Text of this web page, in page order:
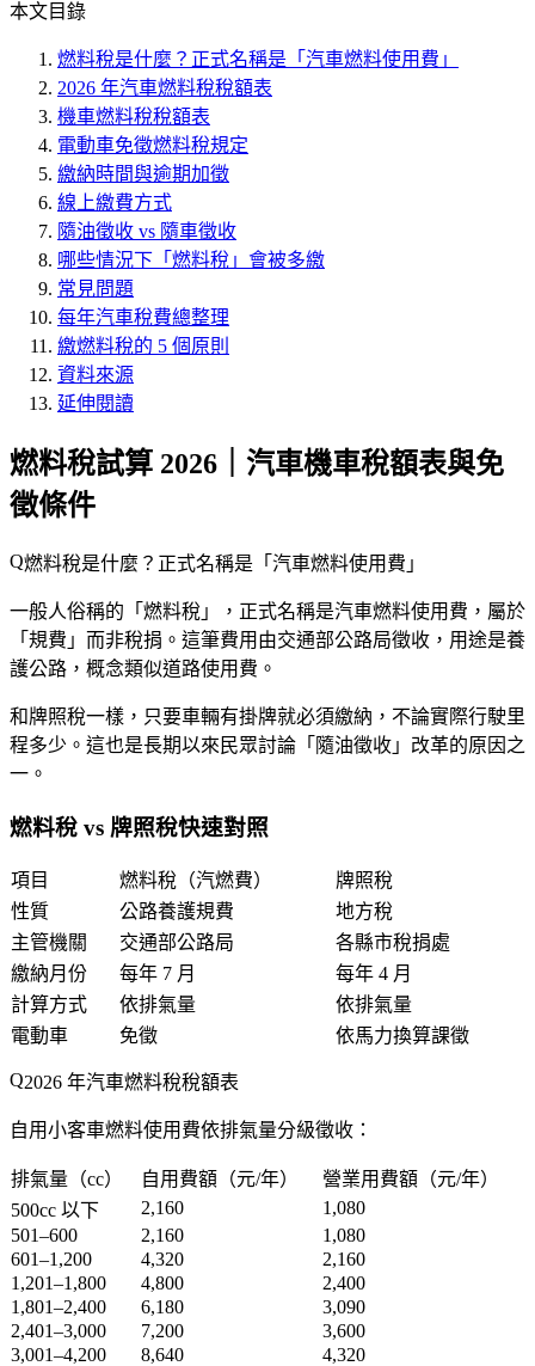
本文目錄
燃料稅是什麼？正式名稱是「汽車燃料使用費」
2026 年汽車燃料稅稅額表
機車燃料稅稅額表
電動車免徵燃料稅規定
繳納時間與逾期加徵
線上繳費方式
隨油徵收 vs 隨車徵收
哪些情況下「燃料稅」會被多繳
常見問題
每年汽車稅費總整理
繳燃料稅的 5 個原則
資料來源
延伸閱讀
燃料稅試算 2026｜汽車機車稅額表與免
徵條件
燃料稅是什麼？正式名稱是「汽車燃料使用費」
一般人俗稱的「燃料稅」，正式名稱是汽車燃料使用費 ，屬於
「規費」而非稅捐。這筆費用由交通部公路局徵收，用途是養
護公路 ，概念類似道路使用費。
和牌照稅一樣，只要車輛有掛牌就必須繳納，不論實際行駛里
程多少。這也是長期以來民眾討論「隨油徵收」改革的原因之
一。
燃料稅 vs 牌照稅快速對照
項目 燃料稅（汽燃費）
牌照稅
性質
公路養護規費
地方稅
主管機關
交通部公路局
各縣市稅捐處
繳納月份
每年 7 月 每年 4 月
計算方式
依排氣量
依排氣量
電動車
免徵 依馬力換算課徵
2026 年汽車燃料稅稅額表
自用小客車燃料使用費依排氣量分級徵收：
排氣量（cc） 自用費額（元/年）
營業用費額（元/年）
500cc 以下
2,160
1,080
501–600
2,160
1,080
601–1,200
4,320
2,160
1,201–1,800
4,800
2,400
1,801–2,400
6,180
3,090
2,401–3,000
7,200
3,600
3,001–4,200
8,640
4,320